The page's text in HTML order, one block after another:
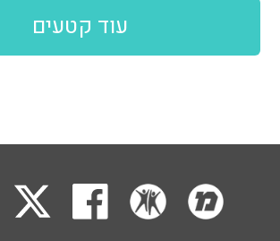
עוד קטעים